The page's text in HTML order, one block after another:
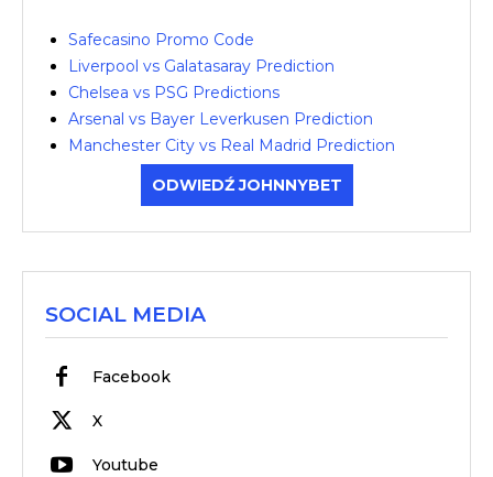
Safecasino Promo Code
Liverpool vs Galatasaray Prediction
Chelsea vs PSG Predictions
Arsenal vs Bayer Leverkusen Prediction
Manchester City vs Real Madrid Prediction
ODWIEDŹ JOHNNYBET
SOCIAL MEDIA
Facebook
X
Youtube